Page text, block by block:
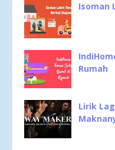
Isoman
Rumah
Lirik